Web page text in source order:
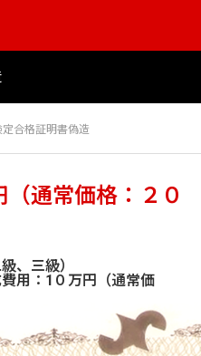
定合格証明書偽造
通常価格：２０
、三級）
用：1０万円（通常価